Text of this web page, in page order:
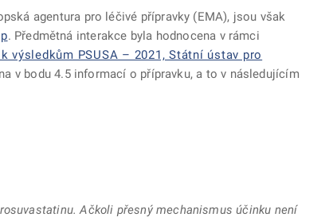
agentura pro léčivé přípravky (EMA), jsou však
. Předmětná interakce byla hodnocena v rámci
výsledkům PSUSA – 2021, Státní ústav pro
v bodu 4.5 informací o přípravku, a to v následujícím
Ačkoli přesný mechanismus účinku není